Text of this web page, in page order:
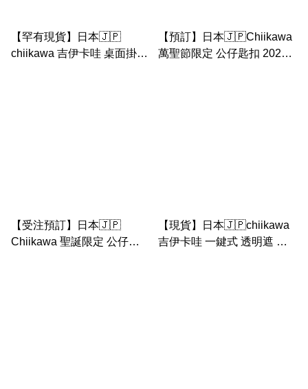
【罕有現貨】日本🇯🇵
chiikawa 吉伊卡哇 桌面掛勾
【預訂】日本🇯🇵Chiikawa
萬聖節限定 公仔匙扣 2025
【受注預訂】日本🇯🇵
Chiikawa 聖誕限定 公仔匙
【現貨】日本🇯🇵chiikawa
吉伊卡哇 一鍵式 透明遮 長